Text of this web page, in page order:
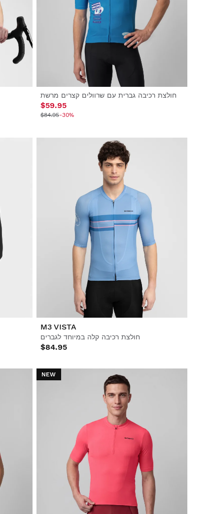
חולצת רכיבה גברית עם שרוולים קצרים מרשת
$59.95
$84.95-30%
M3 VISTA
חולצת רכיבה קלה במיוחד לגברים
$84.95
NEW